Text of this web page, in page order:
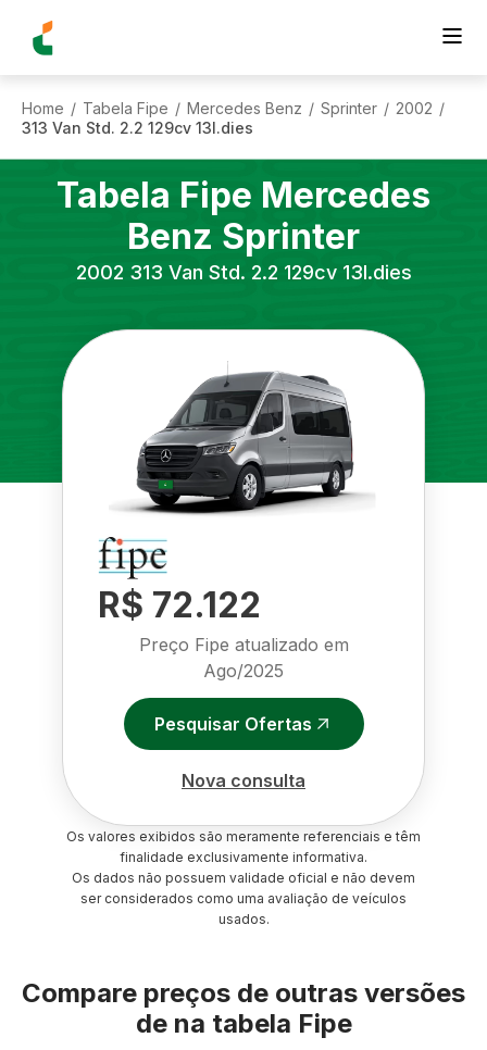
Home / Tabela Fipe / Mercedes Benz / Sprinter / 2002 /
313 Van Std. 2.2 129cv 13l.dies
Tabela Fipe Mercedes
Benz Sprinter
2002 313 Van Std. 2.2 129cv 13l.dies
R$ 72.122
Preço Fipe atualizado em
Ago/2025
Pesquisar Ofertas
Nova consulta
Os valores exibidos são meramente referenciais e têm
finalidade exclusivamente informativa.
Os dados não possuem validade oficial e não devem
ser considerados como uma avaliação de veículos
usados.
Compare preços de outras versões
de na tabela Fipe